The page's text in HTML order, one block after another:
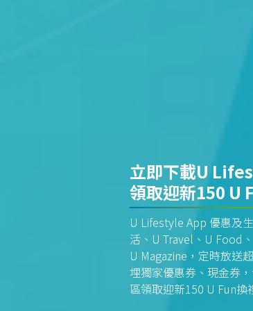
立即下載U
領取迎新150 U
U Lifestyle App 優惠及
活、U Travel、U Food
U Magazine，定時放送
埋獨家優惠券、現金券
區領取迎新150 U Fun換